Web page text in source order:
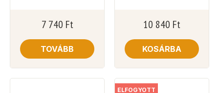
7 740 Ft
TOVÁBB
10 840 Ft
KOSÁRBA
ELFOGYOTT